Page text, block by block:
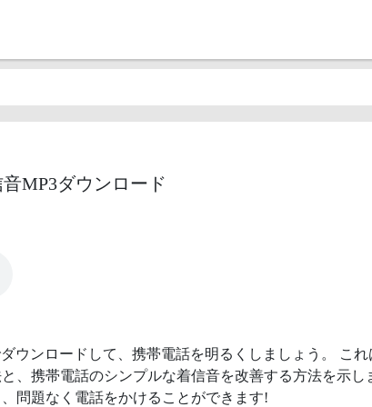
音MP3ダウンロード
ウンロードして、携帯電話を明るくしましょう。 これ
、携帯電話のシンプルな着信音を改善する方法を示し
問題なく電話をかけることができます!